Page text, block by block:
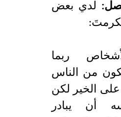
لدي بعض
تكرمتَ:
ربما
من الناس
الخير لكن
أن يبادر